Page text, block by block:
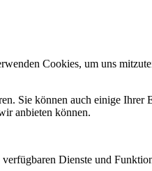
Cookies, um uns
Sie können auch einige
anbieten können.
Dienste und